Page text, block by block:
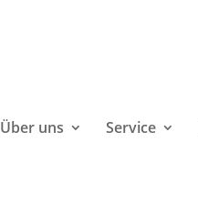
Über uns Service